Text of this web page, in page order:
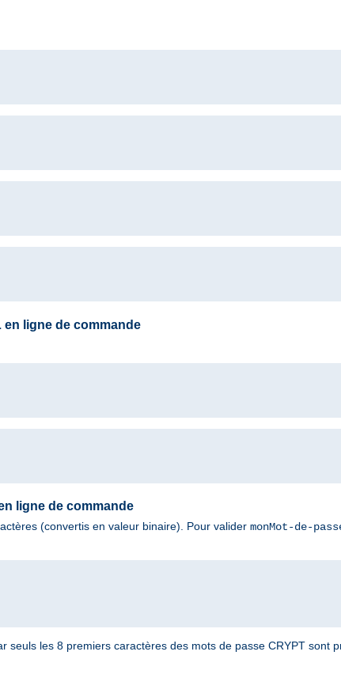
en ligne de commande
ligne de commande
(convertis en valeur binaire). Pour valider monMot-de-
seuls les 8 premiers caractères des mots de passe CRYPT sont